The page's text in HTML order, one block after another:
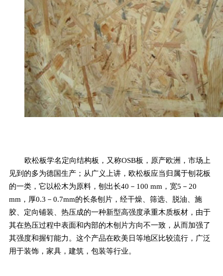
欧松板学名定向结构板，又称OSB板，原产欧洲，市场上
见到的多为德国生产；从广义上讲，欧松板应当归属于刨花板
的一类，它以松木为原料，刨出长40－100 mm，宽5－20
mm，厚0.3－0.7mm的长条刨片，经干燥、筛选、脱油、施
胶、定向铺装、热压成的一种新型高强度承重木质板材，由于
其在热压过程中表面和内部的木刨片方向不一致，从而加强了
其强度和握钉能力。这个产品在欧美日等地区比较流行，广泛
用于装饰，家具，建筑，包装等行业。